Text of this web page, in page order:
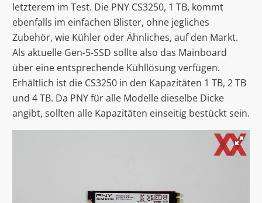
letzterem im Test. Die PNY CS3250, 1 TB, kommt
ebenfalls im einfachen Blister, ohne jegliches
Zubehör, wie Kühler oder Ähnliches, auf den Markt.
Als aktuelle Gen-5-SSD sollte also das Mainboard
über eine entsprechende Kühllösung verfügen.
Erhältlich ist die CS3250 in den Kapazitäten 1 TB, 2 TB
und 4 TB. Da PNY für alle Modelle dieselbe Dicke
angibt, sollten alle Kapazitäten einseitig bestückt sein.